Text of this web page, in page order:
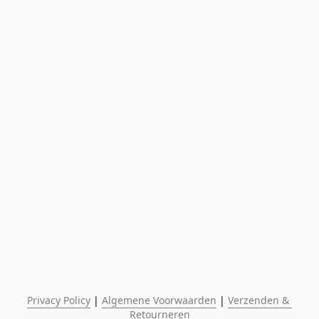
Privacy Policy | Algemene Voorwaarden | Verzenden &
Retourneren